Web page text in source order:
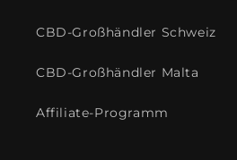
CBD-Großhändler Schweiz
CBD-Großhändler Malta
Affiliate-Programm